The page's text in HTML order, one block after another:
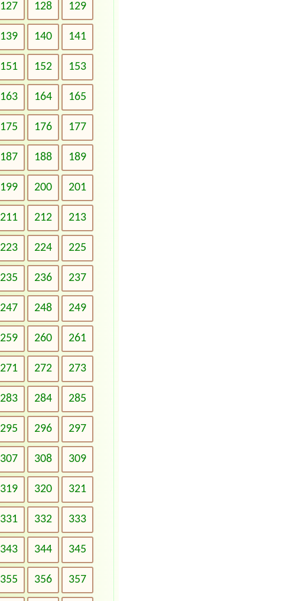
127 128 129
139 140 141
151 152 153
163 164 165
175 176 177
187 188 189
199 200 201
211 212 213
223 224 225
235 236 237
247 248 249
259 260 261
271 272 273
283 284 285
295 296 297
307 308 309
319 320 321
331 332 333
343 344 345
355 356 357